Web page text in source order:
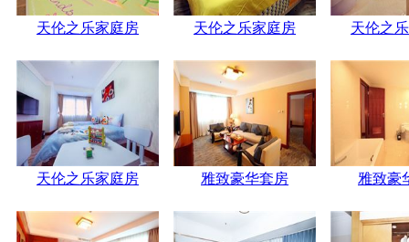
天伦之乐家庭房 天伦之乐家庭房 天伦之
天伦之乐家庭房 雅致豪华套房 雅致豪